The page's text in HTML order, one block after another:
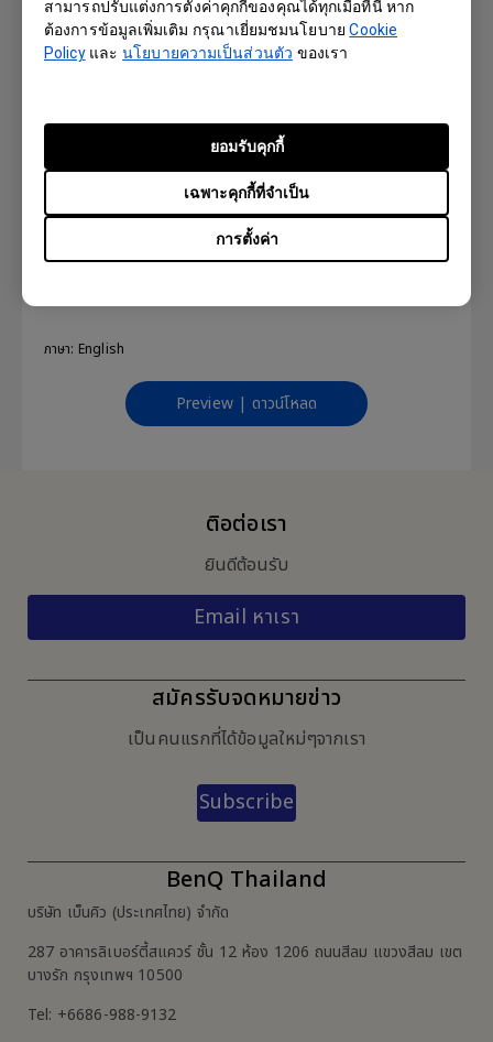
สามารถปรับแต่งการตั้งค่าคุกกี้ของคุณได้ทุกเมื่อที่นี่ หาก
ต้องการข้อมูลเพิ่มเติม กรุณาเยี่ยมชมนโยบายCookie
Policyและนโยบายความเป็นส่วนตัว ของเรา
การตั้งค่า
เฉพาะคุกกี้ที่จำเป็น
ยอมรับคุกกี้
คู่มือ
ภาษา: Thai
Preview | ดาวน์โหลด
User Manual
ภาษา: English
Preview | ดาวน์โหลด
ติอต่อเรา
ยินดีต้อนรับ
Email หาเรา
สมัครรับจดหมายข่าว
เป็นคนแรกที่ได้ข้อมูลใหม่ๆจากเรา
Subscribe
BenQ Thailand
บริษัท เบ็นคิว (ประเทศไทย) จำกัด
287 อาคารลิเบอร์ตี้สแควร์ ชั้น 12 ห้อง 1206 ถนนสีลม แขวงสีลม เขต
บางรัก กรุงเทพฯ 10500
Tel: +6686-988-9132